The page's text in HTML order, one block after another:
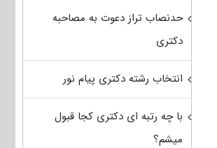
حدنصاب تراز دعوت به مصاحبه
دکتری
انتخاب رشته دکتری پیام نور
با چه رتبه ای دکتری کجا قبول
میشم؟